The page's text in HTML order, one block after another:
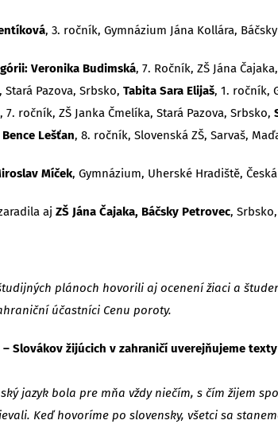
, 3. ročník, Gymnázium Jána Kollára,
Veronika Budimská, 7. Ročník, ZŠ Jána
Pazova, Srbsko, Tabita Sara Elijaš, 1. ročník,
, 7. ročník, ZŠ Janka Čmelíka, Stará Pazova, Srbsko,
Bence Lešťan, 8. ročník, Slovenská ZŠ, Sarvaš,
Míček, Gymnázium, Uherské Hradiště,
aj ZŠ Jána Čajaka, Báčsky Petrovec,
plánoch hovorili aj ocenení žiaci a
účastníci Cenu poroty.
Slovákov žijúcich v zahraničí uverejňujeme
jazyk bola pre mňa vždy niečím, s čím žijem
Keď hovoríme po slovensky, všetci sa